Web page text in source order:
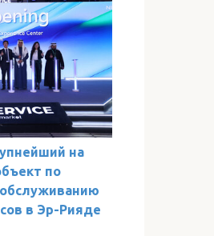
на
по
в Эр-Рияде